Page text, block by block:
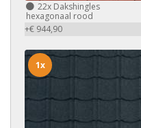
22x Dakshingles
hexagonaal rood
+€ 944,90
1x